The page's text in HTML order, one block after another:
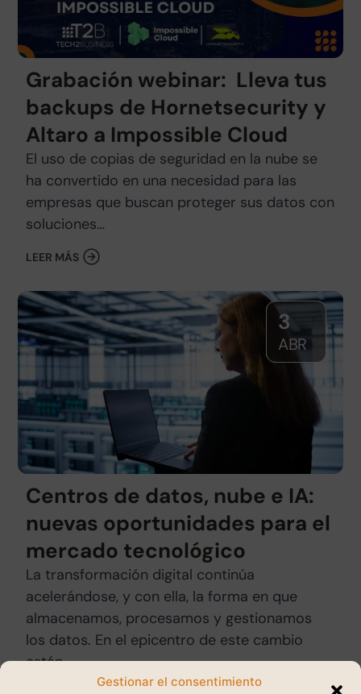
Gestionar el consentimiento
Grabación webinar: Lleva tus
backups de Hornetsecurity y
Altaro a Impossible Cloud
El uso de copias de seguridad en la nube se
ha convertido en una necesidad para las
empresas que buscan proteger sus datos con
soluciones…
LEER MÁS
3
ABR
Centros de datos, nube e IA:
nuevas oportunidades para el
mercado tecnológico
La transformación digital continúa
acelerándose, y con ella, la forma en que
almacenamos, procesamos y gestionamos
los datos. En el epicentro de este cambio
están…